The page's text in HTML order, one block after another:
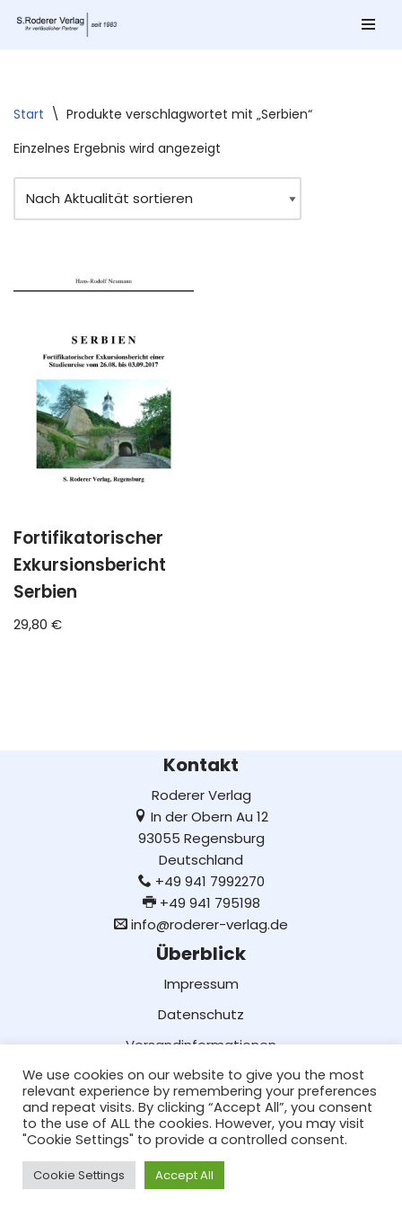
Start \ Produkte verschlagwortet mit „Serbien“
Einzelnes Ergebnis wird angezeigt
Fortifikatorischer
Exkursionsbericht
Serbien
29,80 €
Kontakt
Roderer Verlag
In der Obern Au 12
93055 Regensburg
Deutschland
+49 941 7992270
+49 941 795198
info@roderer-verlag.de
Überblick
Impressum
Datenschutz
Versandinformationen
Lieferung und Bezahlung
AGB
Social Media
Facebook
We use cookies on our website to give you the most
relevant experience by remembering your preferences
and repeat visits. By clicking “Accept All”, you consent
to the use of ALL the cookies. However, you may visit
"Cookie Settings" to provide a controlled consent.
Cookie Settings Accept All